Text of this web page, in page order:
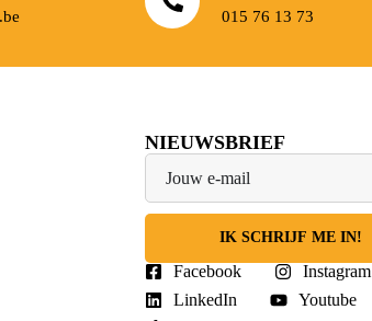
015 76 13 73
NIEUWSBRIEF
IK SCHRIJF ME IN!
Facebook
Instagram
LinkedIn
Youtube